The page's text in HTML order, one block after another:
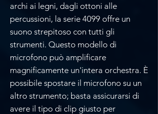
archi ai legni, dagli ottoni alle
percussioni, la serie 4099 offre un
suono strepitoso con tutti gli
strumenti. Questo modello di
microfono può amplificare
magnificamente un'intera orchestra. È
possibile spostare il microfono su un
altro strumento; basta assicurarsi di
avere il tipo di clip giusto per